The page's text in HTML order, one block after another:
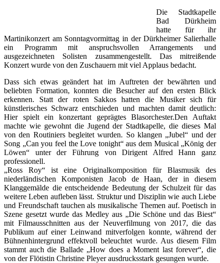
Die Stadtkapelle
Bad Dürkheim
hatte für ihr
Martinikonzert am Sonntagvormittag in der Dürkheimer Salierhalle
ein Programm mit anspruchsvollen Arrangements und
ausgezeichneten Solisten zusammengestellt. Das mitreißende
Konzert wurde von den Zuschauern mit viel Applaus bedacht.
Dass sich etwas geändert hat im Auftreten der bewährten und
beliebten Formation, konnten die Besucher auf den ersten Blick
erkennen. Statt der roten Sakkos hatten die Musiker sich für
künstlerisches Schwarz entschieden und machten damit deutlich:
Hier spielt ein konzertant geprägtes Blasorchester.Den Auftakt
machte wie gewohnt die Jugend der Stadtkapelle, die dieses Mal
von den Routiniers begleitet wurden. So klangen „Jubel“ und der
Song „Can you feel the Love tonight“ aus dem Musical „König der
Löwen“ unter der Führung von Dirigent Alfred Hann ganz
professionell.
„Ross Roy“ ist eine Originalkomposition für Blasmusik des
niederländischen Komponisten Jacob de Haan, der in diesem
Klanggemälde die entscheidende Bedeutung der Schulzeit für das
weitere Leben aufleben lässt. Struktur und Disziplin wie auch Liebe
und Freundschaft tauchen als musikalische Themen auf. Poetisch in
Szene gesetzt wurde das Medley aus „Die Schöne und das Biest“
mit Filmausschnitten aus der Neuverfilmung von 2017, die das
Publikum auf einer Leinwand mitverfolgen konnte, während der
Bühnenhintergrund effektvoll beleuchtet wurde. Aus diesem Film
stammt auch die Ballade „How does a Moment last forever“, die
von der Flötistin Christine Pleyer ausdrucksstark gesungen wurde.